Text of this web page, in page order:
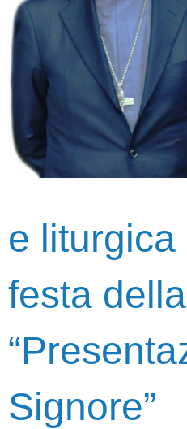
e liturgica
festa della
Signore”